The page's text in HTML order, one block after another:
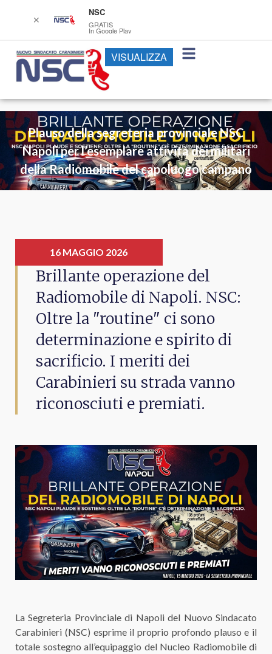
Plauso della segreteria provinciale NSC
Napoli per l’esemplare attività dei militari
della Radiomobile del capoluogo campano
16 MAGGIO 2026
Brillante operazione del
Radiomobile di Napoli. NSC:
Oltre la "routine" ci sono
determinazione e spirito di
sacrificio. I meriti dei
Carabinieri su strada vanno
riconosciuti e premiati.
La Segreteria Provinciale di Napoli del Nuovo Sindacato
Carabinieri (NSC) esprime il proprio profondo plauso e il
totale sostegno all’equipaggio del Nucleo Radiomobile di
✕
NSC
GRATIS
In Google Play
VISUALIZZA